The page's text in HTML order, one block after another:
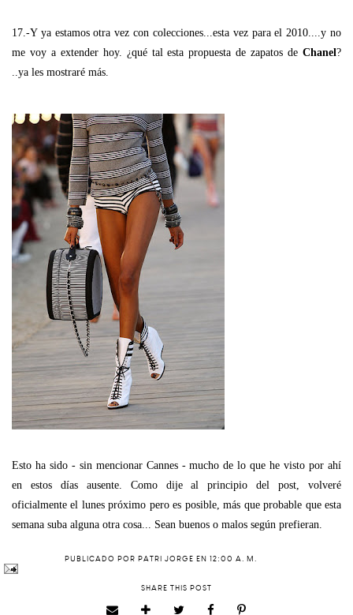
17.-Y ya estamos otra vez con colecciones...esta vez para el 2010....y no
me voy a extender hoy. ¿qué tal esta propuesta de zapatos de Chanel ?
..ya les mostraré más.
Esto ha sido - sin mencionar Cannes - mucho de lo que he visto por ahí
en estos días ausente. Como dije al principio del post, volveré
oficialmente el lunes próximo pero es posible, más que probable que esta
semana suba alguna otra cosa... Sean buenos o malos según prefieran.
PUBLICADO POR PATRI JORGE EN 12:00 A. M.
SHARE THIS POST